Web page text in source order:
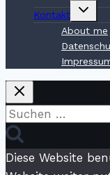
Kontakt
About me
Suchen
nach:
Diese Website